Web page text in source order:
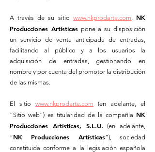
A través de su sitio www.nkprodarte.com, NK
Producciones Artísticaspone a su disposición
un servicio de venta anticipada de entradas,
facilitando al público y a los usuarios la
adquisición de entradas, gestionando en
nombre y por cuenta del promotor la distribución
de las mismas.
El sitio www.nkprodarte.com (en adelante, el
“Sitio web”) es titularidad de la compañía NK
Producciones Artísticas, S.L.U. (en adelante,
“NK Producciones Artísticas”), sociedad
constituida conforme a la legislación española